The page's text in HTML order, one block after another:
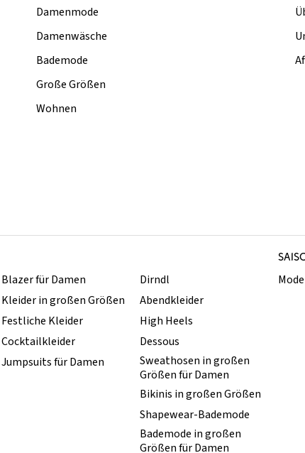
Damenmode
Damenwäsche
Bademode
Große Größen
Wohnen
Blazer für Damen
Kleider in großen Größen
Festliche Kleider
Cocktailkleider
Jumpsuits für Damen
Dirndl
Abendkleider
High Heels
Dessous
Sweathosen in großen
Größen für Damen
Bikinis in großen Größen
Shapewear-Bademode
Bademode in großen
Größen für Damen